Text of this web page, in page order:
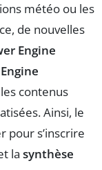
météo ou les
de nouvelles
Engine
contenus
Ainsi, le
pour s’inscrire
la synthèse